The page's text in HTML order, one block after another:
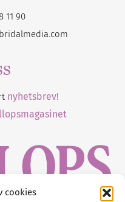
cookies
11 90
nyhetsbrev!